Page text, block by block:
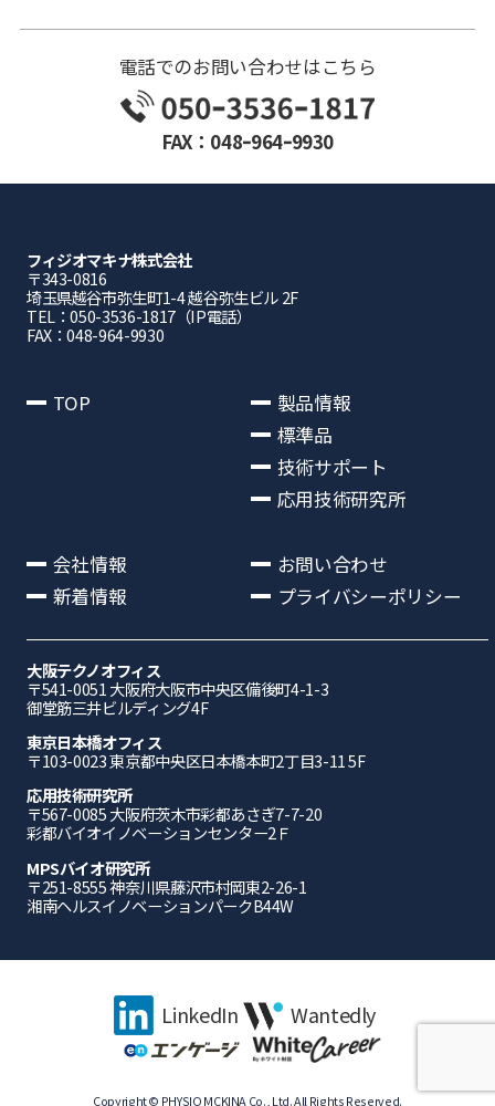
電話でのお問い合わせはこちら
FAX：048ｰ964ｰ9930
フィジオマキナ株式会社
〒343-0816
埼⽟県越⾕市弥⽣町1-4 越⾕弥⽣ビル 2F
TEL：050-3536-1817（IP電話）
FAX：048-964-9930
TOP
製品情報
標準品
技術サポート
応用技術研究所
会社情報
新着情報
お問い合わせ
プライバシーポリシー
大阪テクノオフィス
〒541-0051 ⼤阪府⼤阪市中央区備後町4-1-3
御堂筋三井ビルディング4F
東京日本橋オフィス
〒103-0023 東京都中央区日本橋本町2丁目3-11 5F
応⽤技術研究所
〒567-0085 ⼤阪府茨⽊市彩都あさぎ7-7-20
彩都バイオイノベーションセンター2Ｆ
MPSバイオ研究所
〒251-8555 神奈川県藤沢市村岡東2-26-1
湘南ヘルスイノベーションパークB44W
LinkedIn Wantedly
Copyright © PHYSIO MCKINA Co., Ltd. All Rights Reserved.